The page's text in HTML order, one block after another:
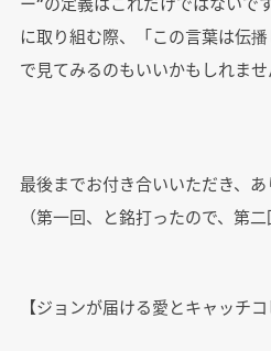
に取り組む際、「この言葉は伝
で見てみるのもいいかもしれませ
最後までお付き合いいただき、あ
（第一回、と銘打ったので、第
【ジョンが届ける愛とキャッチコ